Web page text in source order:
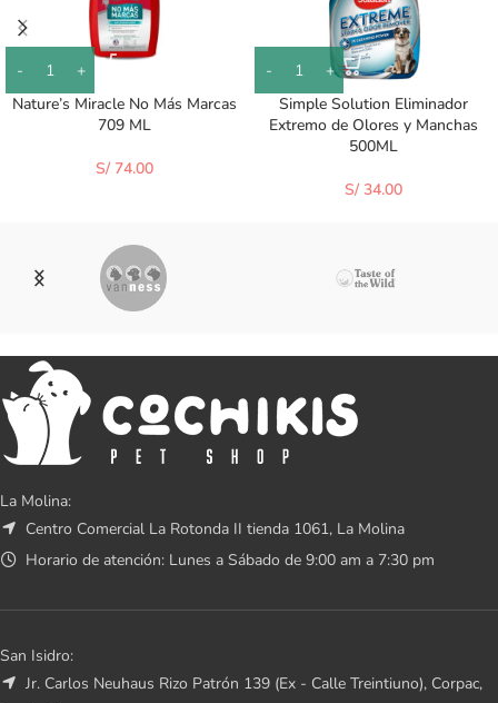
Nature’s Miracle No Más Marcas
709 ML
S/74.00
Simple Solution Eliminador
Extremo de Olores y Manchas
500ML
S/34.00
La Molina:
Centro Comercial La Rotonda II tienda 1061, La Molina
Horario de atención: Lunes a Sábado de 9:00 am a 7:30 pm
San Isidro:
Jr. Carlos Neuhaus Rizo Patrón 139 (Ex - Calle Treintiuno), Corpac,